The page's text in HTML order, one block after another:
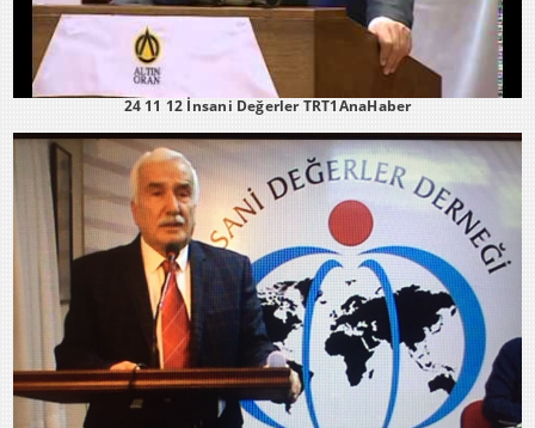
24 11 12 İnsani Değerler TRT1AnaHaber